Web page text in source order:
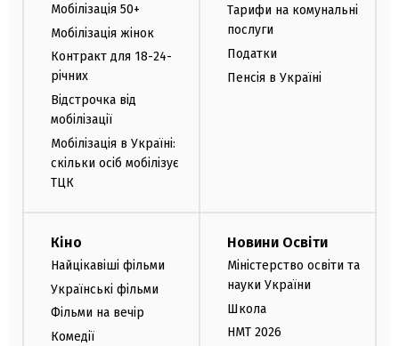
Мобілізація 50+
Мобілізація жінок
Контракт для 18-24-
річних
Відстрочка від
мобілізації
Мобілізація в Україні:
скільки осіб мобілізує
ТЦК
Тарифи на комунальні
послуги
Податки
Пенсія в Україні
Кіно
Найцікавіші фільми
Українські фільми
Фільми на вечір
Комедії
Новини Освіти
Міністерство освіти та
науки України
Школа
НМТ 2026